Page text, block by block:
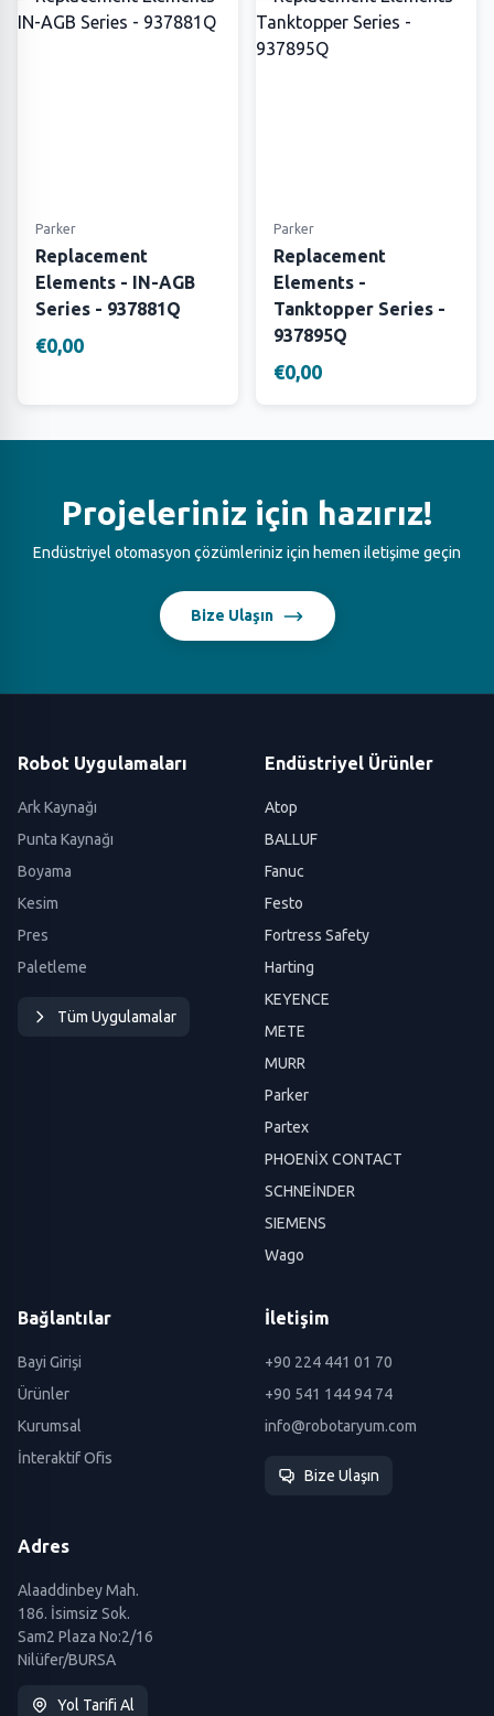
Parker
Replacement
Elements - IN-AGB
Series - 937881Q
€0,00
Parker
Replacement
Elements -
Tanktopper Series -
937895Q
€0,00
Projeleriniz için hazırız!
Endüstriyel otomasyon çözümleriniz için hemen iletişime geçin
Bize Ulaşın
Robot Uygulamaları
Ark Kaynağı
Punta Kaynağı
Boyama
Kesim
Pres
Paletleme
Tüm Uygulamalar
Endüstriyel Ürünler
Atop
BALLUF
Fanuc
Festo
Fortress Safety
Harting
KEYENCE
METE
MURR
Parker
Partex
PHOENİX CONTACT
SCHNEİNDER
SIEMENS
Wago
Bağlantılar
Bayi Girişi
Ürünler
Kurumsal
İnteraktif Ofis
İletişim
+90 224 441 01 70
+90 541 144 94 74
info@robotaryum.com
Bize Ulaşın
Adres
Alaaddinbey Mah.
186. İsimsiz Sok.
Sam2 Plaza No:2/16
Nilüfer/BURSA
Yol Tarifi Al